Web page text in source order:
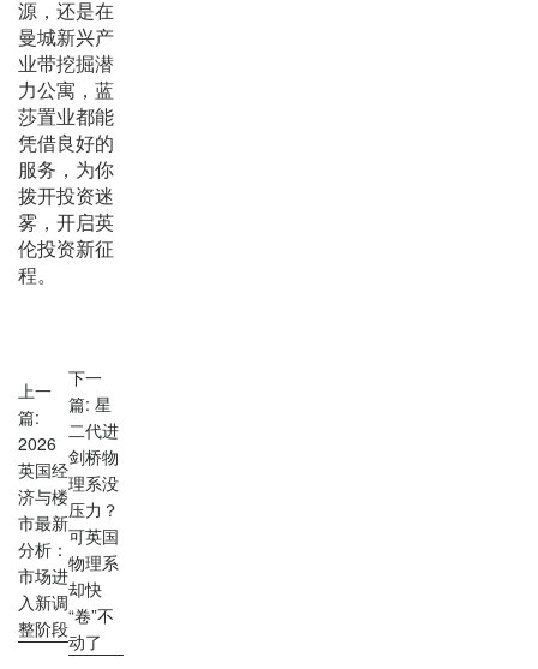
源，还是在
曼城新兴产
业带挖掘潜
力公寓，蓝
莎置业都能
凭借良好的
服务，为你
拨开投资迷
雾，开启英
伦投资新征
程。
上一
篇:
2026
英国经
济与楼
市最新
分析：
市场进
入新调
整阶段
下一
篇: 星
二代进
剑桥物
理系没
压力？
可英国
物理系
却快
“卷”不
动了